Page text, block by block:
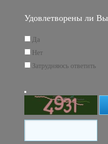
Удовлетворены ли
Да
Нет
Затрудняюсь ответить